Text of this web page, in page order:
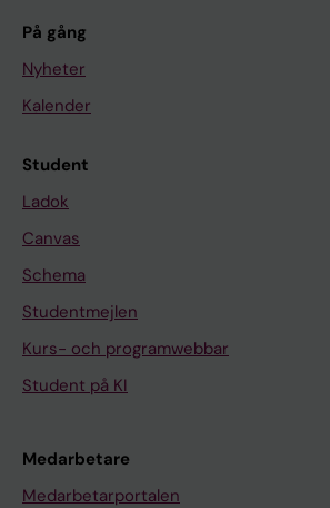
På gång
Nyheter
Kalender
Student
Ladok
Canvas
Schema
Studentmejlen
Kurs- och programwebbar
Student på KI
Medarbetare
Medarbetarportalen